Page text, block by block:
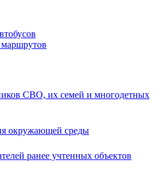
СВО, их семей и многодетных
окружающей среды
ранее учтенных объектов